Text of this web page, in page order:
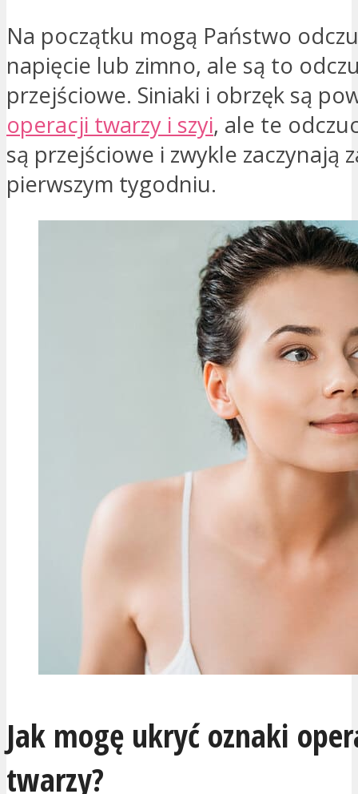
Na początku mogą Państwo
napięcie lub zimno, ale są to
przejściowe. Siniaki i obrzęk są
operacji twarzy i szyi, ale te
są przejściowe i zwykle zaczynają
pierwszym tygodniu.
Jak mogę ukryć oznaki
twarzy?